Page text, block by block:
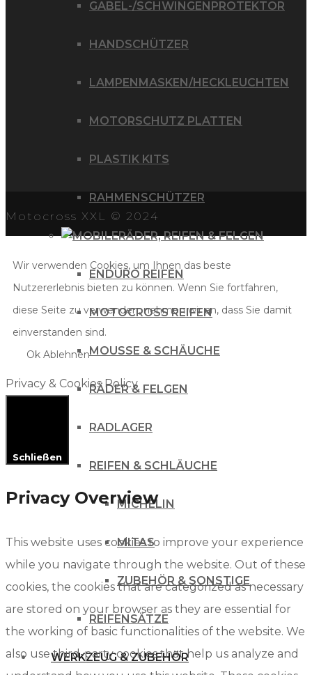
GABEL-/SCHWINGENPROTEKTOR
HANDSCHÜTZER
LAMPENMASKEN/HECKLEUCHTEN
MOTORSCHUTZ PLATTEN
PLASTIK KITS
RAHMENSCHÜTZER
RÄDER, REIFEN & FELGEN
ENDURO REIFEN
MOTOCROSS REIFEN
MOUSSE & SCHÄUCHE
RÄDER & FELGEN
RADLAGER
REIFEN & SCHLÄUCHE
MICHELIN
MITAS
ZUBEHÖR & SONSTIGE
REIFENSÄTZE
WERKZEUG & ZUBEHÖR
Motocross XXL © 2024
Wir verwenden Cookies, um Ihnen das beste
Nutzererlebnis bieten zu können. Wenn Sie fortfahren,
diese Seite zu verwenden, nehmen wir an, dass Sie damit
einverstanden sind.
Ok Ablehnen
Privacy & Cookies Policy
Schließen
Privacy Overview
This website uses cookies to improve your experience
while you navigate through the website. Out of these
cookies, the cookies that are categorized as necessary
are stored on your browser as they are essential for
the working of basic functionalities of the website. We
also use third-party cookies that help us analyze and